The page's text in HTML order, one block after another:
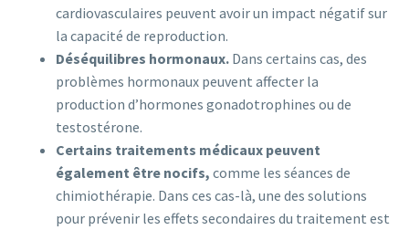
cardiovasculaires peuvent avoir un impact négatif sur
la capacité de reproduction.
Déséquilibres hormonaux. Dans certains cas, des
problèmes hormonaux peuvent affecter la
production d’hormones gonadotrophines ou de
testostérone.
Certains traitements médicaux peuvent
également être nocifs, comme les séances de
chimiothérapie. Dans ces cas-là, une des solutions
pour prévenir les effets secondaires du traitement est